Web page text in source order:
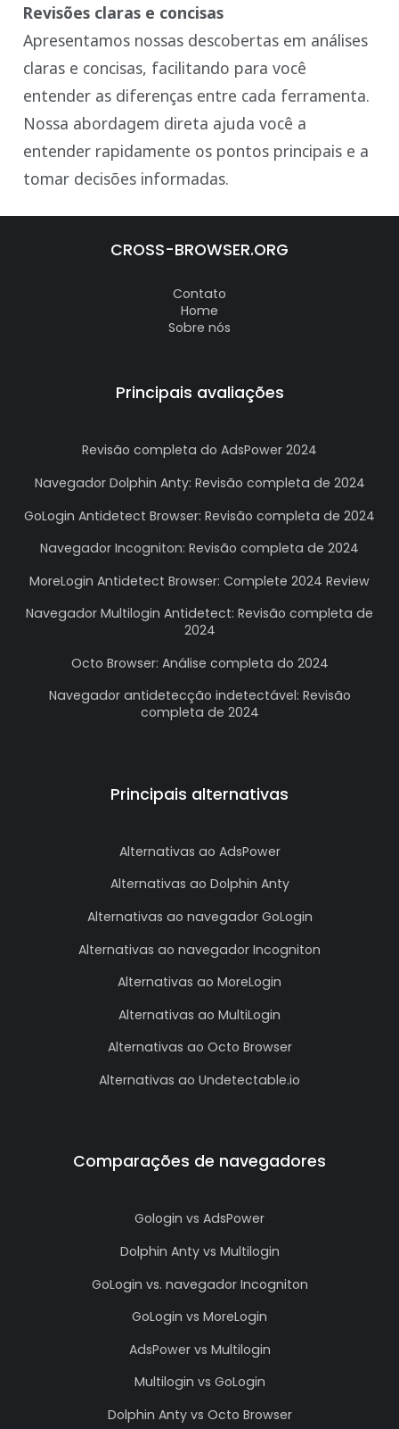
Revisões claras e concisas
Apresentamos nossas descobertas em análises
claras e concisas, facilitando para você
entender as diferenças entre cada ferramenta.
Nossa abordagem direta ajuda você a
entender rapidamente os pontos principais e a
tomar decisões informadas.
CROSS-BROWSER.ORG
Contato
Home
Sobre nós
Principais avaliações
Revisão completa do AdsPower 2024
Navegador Dolphin Anty: Revisão completa de 2024
GoLogin Antidetect Browser: Revisão completa de 2024
Navegador Incogniton: Revisão completa de 2024
MoreLogin Antidetect Browser: Complete 2024 Review
Navegador Multilogin Antidetect: Revisão completa de
2024
Octo Browser: Análise completa do 2024
Navegador antidetecção indetectável: Revisão
completa de 2024
Principais alternativas
Alternativas ao AdsPower
Alternativas ao Dolphin Anty
Alternativas ao navegador GoLogin
Alternativas ao navegador Incogniton
Alternativas ao MoreLogin
Alternativas ao MultiLogin
Alternativas ao Octo Browser
Alternativas ao Undetectable.io
Comparações de navegadores
Gologin vs AdsPower
Dolphin Anty vs Multilogin
GoLogin vs. navegador Incogniton
GoLogin vs MoreLogin
AdsPower vs Multilogin
Multilogin vs GoLogin
Dolphin Anty vs Octo Browser